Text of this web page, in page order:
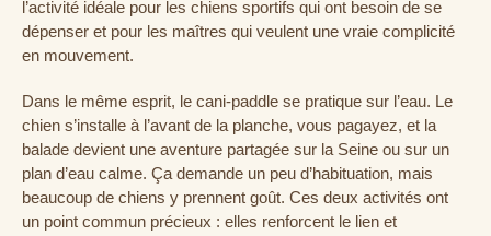
l’activité idéale pour les chiens sportifs qui ont besoin de se
dépenser et pour les maîtres qui veulent une vraie complicité
en mouvement.
Dans le même esprit, le cani-paddle se pratique sur l’eau. Le
chien s’installe à l’avant de la planche, vous pagayez, et la
balade devient une aventure partagée sur la Seine ou sur un
plan d’eau calme. Ça demande un peu d’habituation, mais
beaucoup de chiens y prennent goût. Ces deux activités ont
un point commun précieux : elles renforcent le lien et